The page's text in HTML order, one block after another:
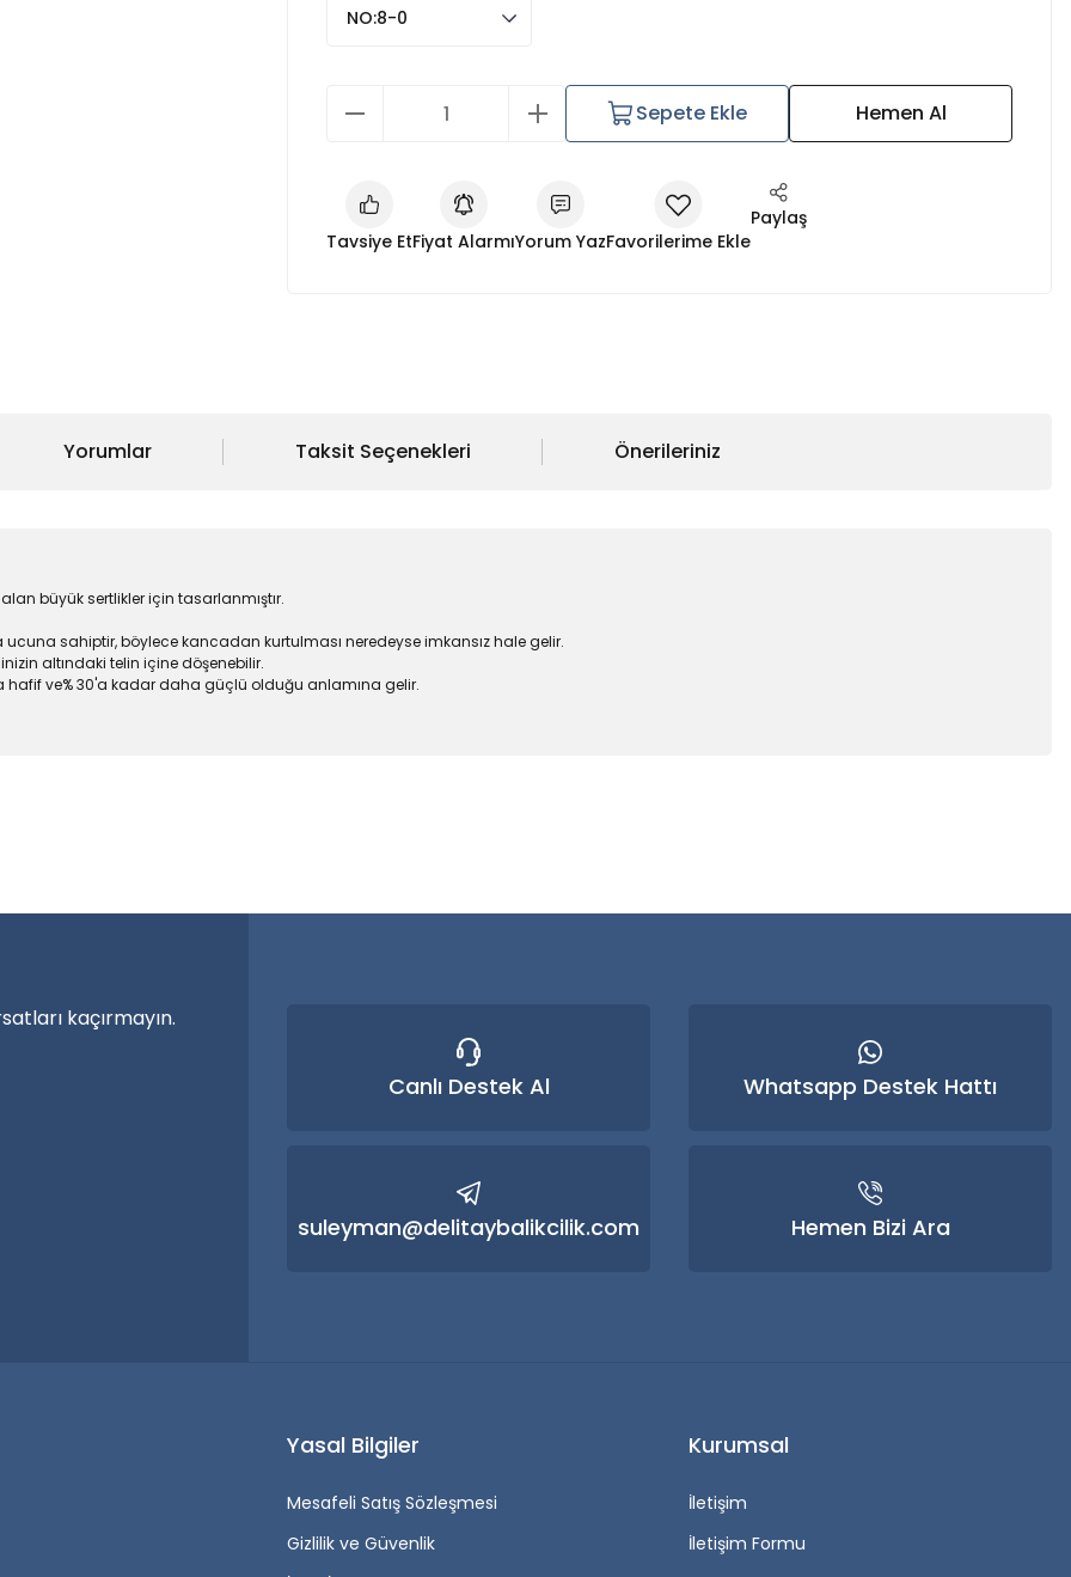
Sepete Ekle Hemen Al
Tavsiye EtFiyat AlarmıYorum Yaz
Paylaş
Yorumlar Taksit Seçenekleri Önerileriniz
büyük sertlikler için tasarlanmıştır.
sahiptir, böylece kancadan kurtulması neredeyse imkansız hale gelir.
altındaki telin içine döşenebilir.
hafif ve% 30'a kadar daha güçlü olduğu anlamına gelir.
Yorum Yaz
kaçırmayın.
Canlı Destek Al Whatsapp Destek Hattı
suleyman@delitaybalikcilik.com Hemen Bizi Ara
Yasal Bilgiler
Mesafeli Satış Sözleşmesi
Gizlilik ve Güvenlik
Kurumsal
İletişim
İletişim Formu